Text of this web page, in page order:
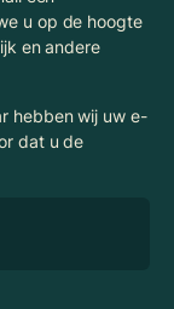
u op de hoogte
en andere
hebben wij uw e-
dat u de